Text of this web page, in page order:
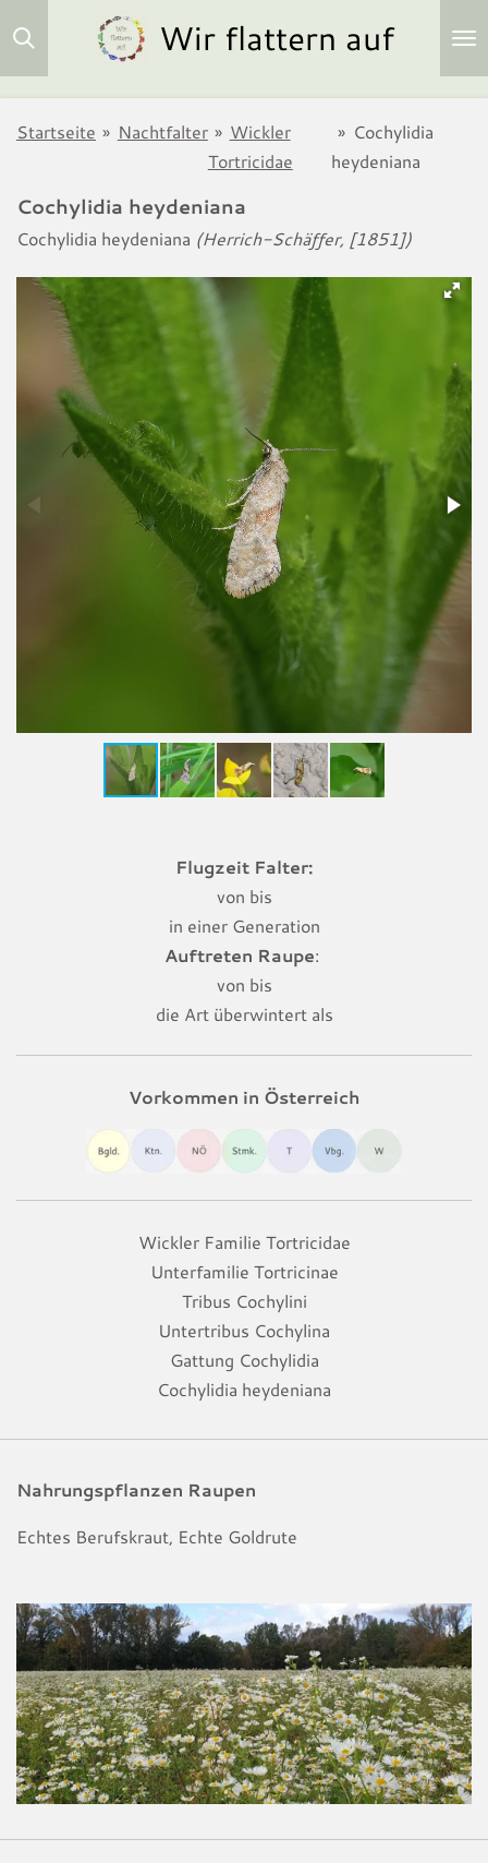
Zum
Hauptinhalt
Wir flattern auf
Startseite » Nachtfalter » Wickler
Tortricidae
» Cochylidia
heydeniana
Cochylidia heydeniana
Cochylidia heydeniana (Herrich-Schäffer, [1851])
Flugzeit Falter:
von bis
in einer Generation
Auftreten Raupe:
von bis
die Art überwintert als
Vorkommen in Österreich
Wickler Familie Tortricidae
Unterfamilie Tortricinae
Tribus Cochylini
Untertribus Cochylina
Gattung Cochylidia
Cochylidia heydeniana
Nahrungspflanzen Raupen
Echtes Berufskraut, Echte Goldrute